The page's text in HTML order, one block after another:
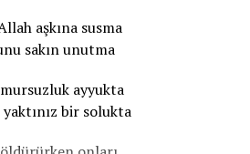
aşkına susma
sakın unutma
ayyukta
yaktınız bir solukta